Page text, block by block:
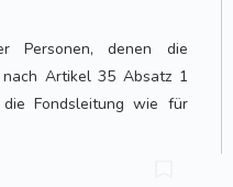
Personen, denen die
Artikel 35 Absatz 1
Fondsleitung wie für